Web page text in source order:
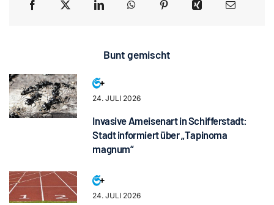
Bunt gemischt
24. JULI 2026
Invasive Ameisenart in Schifferstadt:
Stadt informiert über „Tapinoma
magnum“
24. JULI 2026